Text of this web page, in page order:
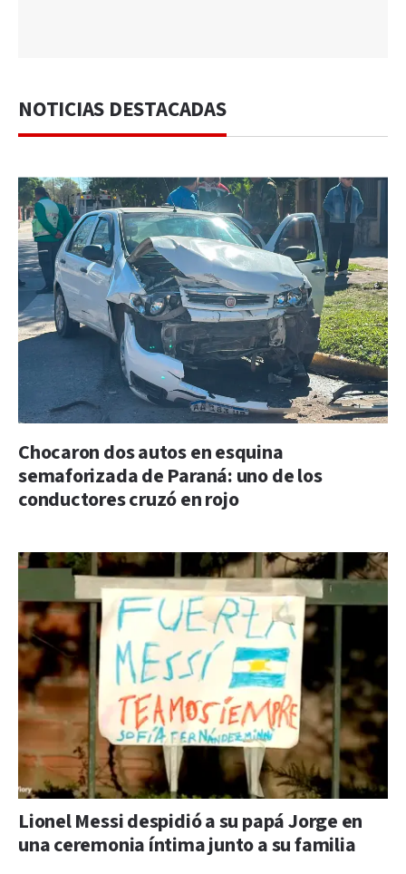
NOTICIAS DESTACADAS
Chocaron dos autos en esquina
semaforizada de Paraná: uno de los
conductores cruzó en rojo
Lionel Messi despidió a su papá Jorge en
una ceremonia íntima junto a su familia